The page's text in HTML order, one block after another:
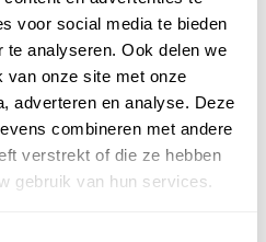
voor social media te bieden
analyseren. Ook delen we
van onze site met onze
adverteren en analyse. Deze
combineren met andere
verstrekt of die ze hebben
gebruik van hun services.
staat voor velen bekend als
bestemming voor een zonvakantie,
de groene natuur en